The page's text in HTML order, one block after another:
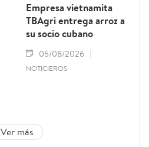
Empresa vietnamita
TBAgri entrega arroz a
su socio cubano
05/08/2026
NOTICIEROS
Ver más